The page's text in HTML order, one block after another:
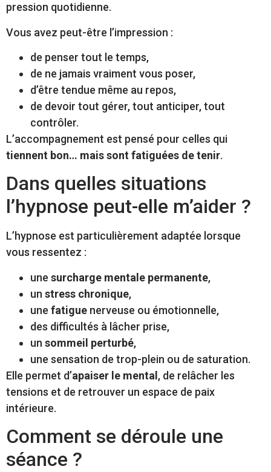
pression quotidienne.
Vous avez peut-être l’impression :
de penser tout le temps,
de ne jamais vraiment vous poser,
d’être tendue même au repos,
de devoir tout gérer, tout anticiper, tout
contrôler.
L’accompagnement est pensé pour celles qui
tiennent bon… mais sont fatiguées de tenir.
Dans quelles situations
l’hypnose peut-elle m’aider ?
L’hypnose est particulièrement adaptée lorsque
vous ressentez :
une surcharge mentale permanente,
un stress chronique,
une fatigue nerveuse ou émotionnelle,
des difficultés à lâcher prise,
un sommeil perturbé,
une sensation de trop-plein ou de saturation.
Elle permet d’apaiser le mental, de relâcher les
tensions et de retrouver un espace de paix
intérieure.
Comment se déroule une
séance ?